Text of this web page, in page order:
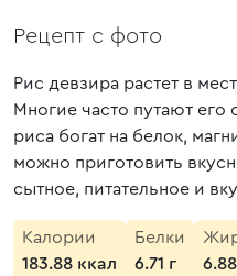
Рецепт с фото
Рис девзира растет в
Многие часто путают
риса богат на белок,
можно приготовить
сытное, питательное и
Калории
183.88 ккал
Белки
6.71 г